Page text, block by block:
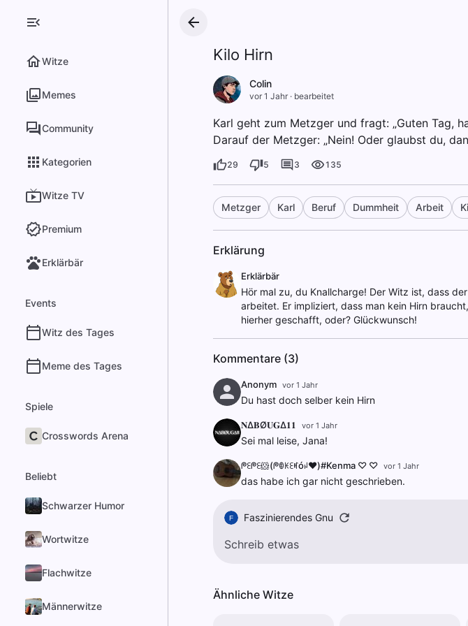
Witze
Memes
Community
Kategorien
Witze TV
Premium
Erklärbär
Events
Witz des Tages
Meme des Tages
Spiele
Crosswords Arena
Beliebt
Schwarzer Humor
Wortwitze
Flachwitze
Männerwitze
Kilo Hirn
Colin
vor 1 Jahr· bearbeitet
Karl geht zum Metzger und fragt: „Guten Tag,
Darauf der Metzger: „Nein! Oder glaubst du,
29 5 3 135
Metzger Karl Beruf Dummheit Arbeit
Erklärung
Erklärbär
Hör mal zu, du Knallcharge! Der Witz ist, dass
arbeitet. Er impliziert, dass man kein Hirn
hierher geschafft, oder? Glückwunsch!
Kommentare (3)
Anonym vor 1 Jahr
Du hast doch selber kein Hirn
𝐍∆𝐁Ø𝐔𝐆∆𝟏𝟏 vor 1 Jahr
Sei mal leise, Jana!
ᖘꏂᖘꏂ🐹(ᖘꂦꀘꏂꎭóꈤ❤️)#Kenma ♡ ♡ vor 1 Jahr
das habe ich gar nicht geschrieben.
F Faszinierendes Gnu
Ähnliche Witze